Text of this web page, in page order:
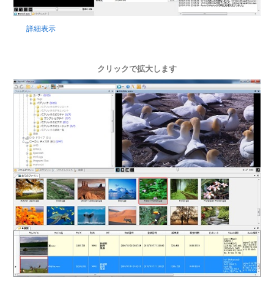
詳細表示
クリックで拡大します